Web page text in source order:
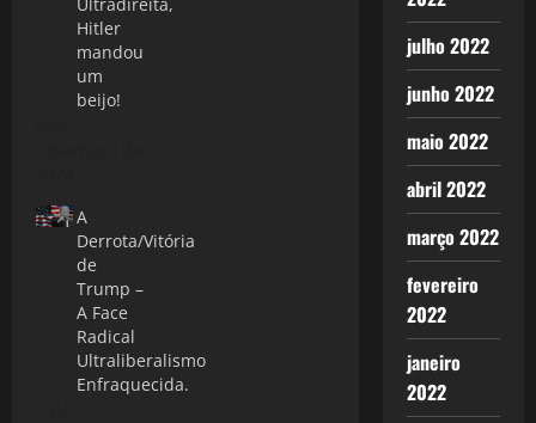
Hitler
mandou
um
beijo!
A
Derrota/Vitória
de
Trump –
A Face
Radical
Ultraliberalismo
Enfraquecida.
julho 2022
junho 2022
maio 2022
abril 2022
março 2022
fevereiro
2022
janeiro
2022